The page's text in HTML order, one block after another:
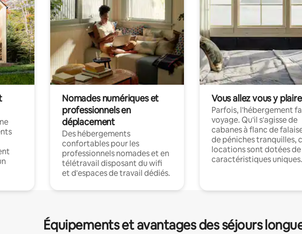
Nomades numériques et
professionnels en
déplacement
Des hébergements
confortables pour les
professionnels nomades et en
télétravail disposant du wifi
et d'espaces de travail dédiés.
Vous allez vous y plaire
Parfois, l'hébergement
voyage. Qu'il s'agisse de
cabanes à flanc de
de péniches tranquilles,
locations sont dotées de
caractéristiques uniques.
Équipements et avantages des séjours